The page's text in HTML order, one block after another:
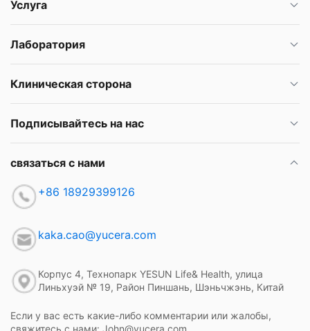
Услуга
Лаборатория
Клиническая сторона
Подписывайтесь на нас
связаться с нами
+86 18929399126
kaka.cao@yucera.com
Корпус 4, Технопарк YESUN Life& Health, улица
Линьхуэй № 19, Район Пиншань, Шэньчжэнь, Китай
Если у вас есть какие-либо комментарии или жалобы,